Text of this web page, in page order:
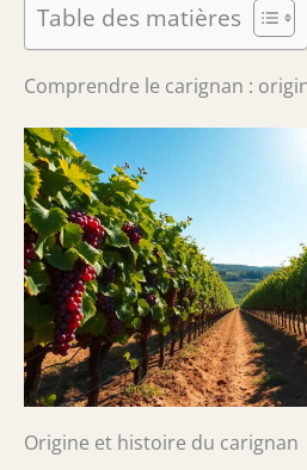
Table des matières
Comprendre le carignan :
Origine et histoire du carignan